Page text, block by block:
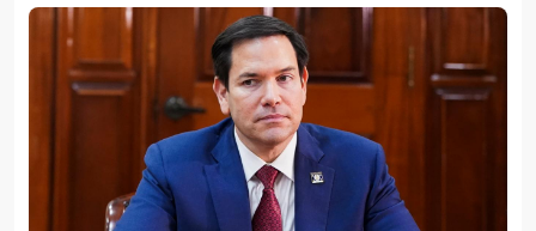
Турция ограничивает проход коммерческих судов в
Черное море
16:28, 08.08.2026
Каковы основные признаки гормональных нарушений?-
МЧС Азербайджана выступило с экстренным
предупреждением для населения
16:00, 08.08.2026